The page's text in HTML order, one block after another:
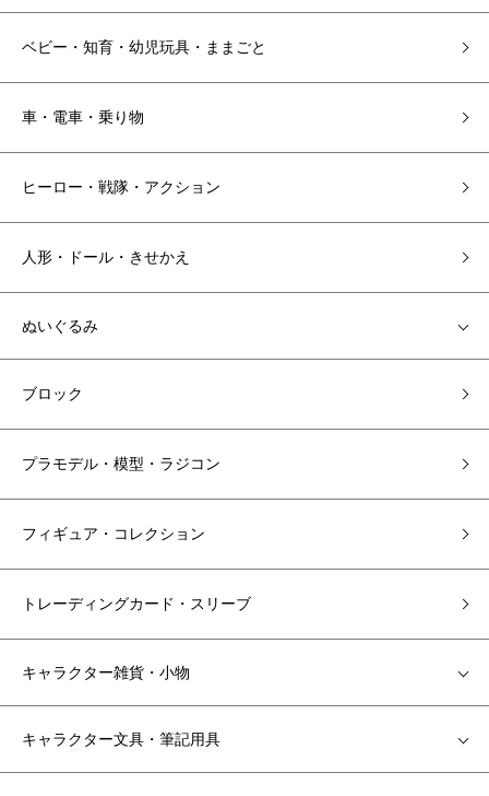
ベビー・知育・幼児玩具・ままごと
車・電車・乗り物
ヒーロー・戦隊・アクション
人形・ドール・きせかえ
ぬいぐるみ
ブロック
プラモデル・模型・ラジコン
フィギュア・コレクション
トレーディングカード・スリーブ
キャラクター雑貨・小物
キャラクター文具・筆記用具